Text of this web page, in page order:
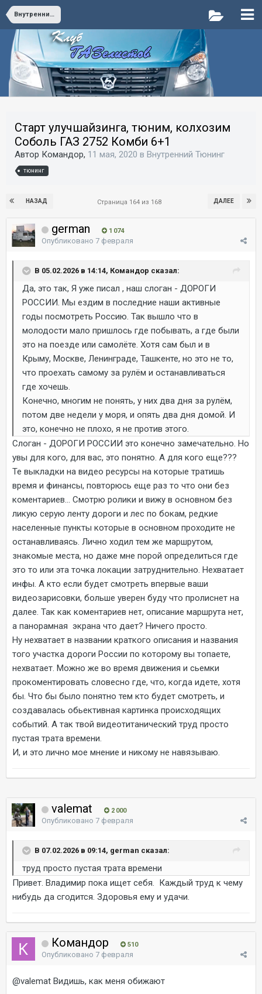
Внутренний Тюнинг
Старт улучшайзинга, тюним, колхозим
Соболь ГАЗ 2752 Комби 6+1
Автор Командор, 11 мая, 2020 в Внутренний Тюнинг
тюнинг
НАЗАД ДАЛЕЕ
Страница 164 из 168
german 1 074
Опубликовано 7 февраля
В 05.02.2026 в 14:14, Командор сказал:
Да, это так, Я уже писал , наш слоган - ДОРОГИ
РОССИИ. Мы ездим в последние наши активные
годы посмотреть Россию. Так вышло что в
молодости мало пришлось где побывать, а где были
это на поезде или самолёте. Хотя сам был и в
Крыму, Москве, Ленинграде, Ташкенте, но это не то,
что проехать самому за рулём и останавливаться
где хочешь.
Конечно, многим не понять, у них два дня за рулём,
потом две недели у моря, и опять два дня домой. И
это, конечно не плохо, я не против этого.
Слоган - ДОРОГИ РОССИИ это конечно замечательно. Но
увы для кого, для вас, это понятно. А для кого еще???
Те выкладки на видео ресурсы на которые тратишь
время и финансы, повторюсь еще раз то что они без
коментариев... Смотрю ролики и вижу в основном без
ликую серую ленту дороги и лес по бокам, редкие
населенные пункты которые в основном проходите не
останавливаясь. Лично ходил тем же маршрутом,
знакомые места, но даже мне порой определиться где
это то или эта точка локации затруднительно. Нехватает
инфы. А кто если будет смотреть впервые ваши
видеозарисовки, больше уверен буду что пролиснет на
далее. Так как коментариев нет, описание маршрута нет,
а панорамная экрана что дает? Ничего просто.
Ну нехватает в названии краткого описания и названия
того участка дороги России по которому вы топаете,
нехватает. Можно же во время движения и сьемки
прокоментировать словесно где, что, когда идете, хотя
бы. Что бы было понятно тем кто будет смотреть, и
создавалась обьективная картинка происходящих
событий. А так твой видеотитанический труд просто
пустая трата времени.
И, и это лично мое мнение и никому не навязываю.
valemat 2 000
Опубликовано 7 февраля
В 07.02.2026 в 09:14, german сказал:
труд просто пустая трата времени
Привет. Владимир пока ищет себя. Каждый труд к чему
нибудь да сгодится. Здоровья ему и удачи.
Командор 510
Опубликовано 7 февраля
@valemat Видишь, как меня обижают